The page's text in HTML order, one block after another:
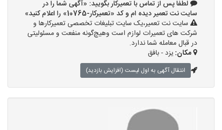
لطفا پس از تماس با تعمیرکار بگویید: «آگهی شما را در
سایت نت تعمیر دیده ام و کد «تعمیرکار-10765» را اعلام کنید»
سایت نت تعمیر،یک سایت تبلیغات تخصصی تعمیرکارها و
شرکت های تعمیرات لوازم است وهیچ‌گونه منفعت و مسئولیتی
در قبال معامله شما ندارد.
مکان:یزد - بافق
انتقال آگهی به اول لیست (افزایش بازدید)